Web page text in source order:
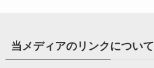
当メディアのリンクについて